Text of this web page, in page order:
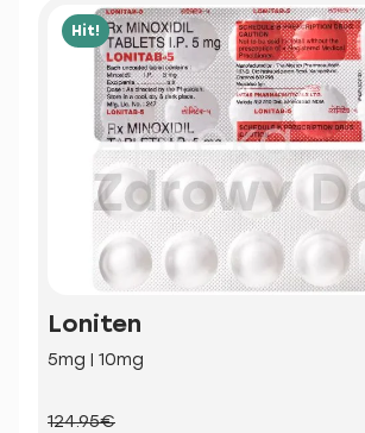
Hit!
Loniten
5mg | 10mg
124.95€